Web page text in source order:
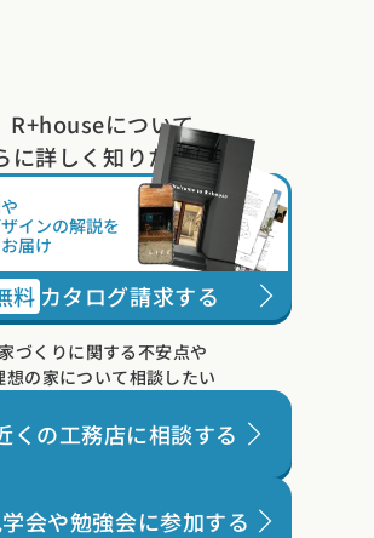
R+houseについて
に詳しく知りたい方は
インの解説を
届け
料 カタログ請求する
家づくりに関する不安点や
想の家について相談したい
くの工務店に相談する
学会や勉強会に参加する